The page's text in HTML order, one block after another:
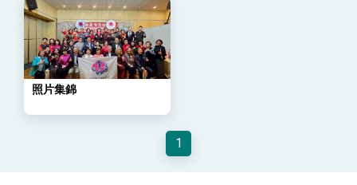
總統以「韌性之島，希望之光」為題發表2026新
年談話
總統主持「守護民主台灣國安行動方案」記者
會 強調以實力守護台海和平 以決心掌握國家
命運
變局中 奮起的新臺灣 總統發表國慶演說
總統發表執政周年談話 盼面對未來挑戰 堅持
賴總統就職演說影片
照片集錦
1